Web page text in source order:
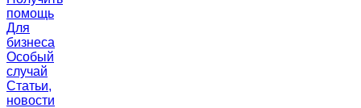
помощь
Для
бизнеса
Особый
случай
Статьи,
новости